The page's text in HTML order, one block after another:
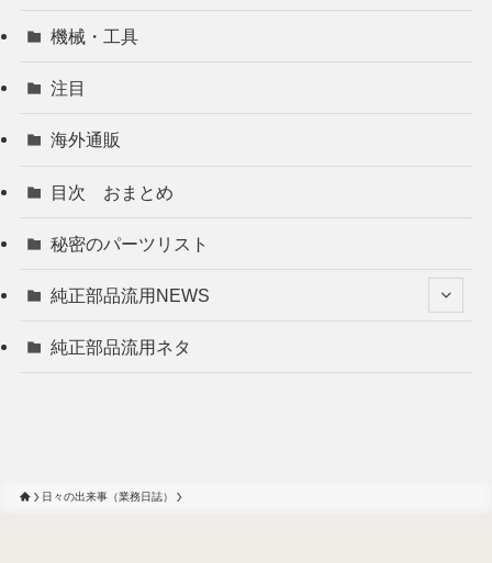
機械・工具
注目
海外通販
目次 おまとめ
秘密のパーツリスト
純正部品流用NEWS
純正部品流用ネタ
日々の出来事（業務日誌）